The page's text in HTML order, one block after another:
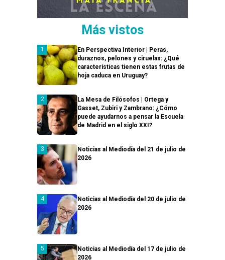
Más vistos
En Perspectiva Interior | Peras,
duraznos, pelones y ciruelas: ¿Qué
características tienen estas frutas de
hoja caduca en Uruguay?
La Mesa de Filósofos | Ortega y
Gasset, Zubiri y Zambrano: ¿Cómo
puede ayudarnos a pensar la Escuela
de Madrid en el siglo XXI?
Noticias al Mediodía del 21 de julio de
2026
Noticias al Mediodía del 20 de julio de
2026
Noticias al Mediodía del 17 de julio de
2026